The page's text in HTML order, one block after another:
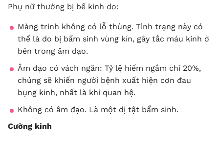
Phụ nữ thường bị bế kinh do:
Màng trinh không có lỗ thủng. Tình trạng này có
thể là do bị bẩm sinh vùng kín, gây tắc máu kinh ở
bên trong âm đạo.
Âm đạo có vách ngăn: Tỷ lệ hiếm ngắm chỉ 20%,
chúng sẽ khiến người bệnh xuất hiện cơn đau
bụng kinh, nhất là khi quan hệ.
Không có âm đạo. Là một dị tật bẩm sinh.
Cường kinh